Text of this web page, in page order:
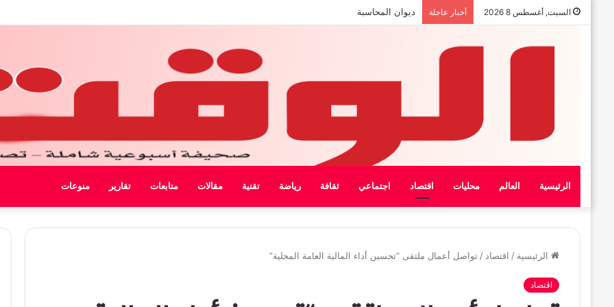
السبت, أغسطس 8 2026 أخبار عاجلة بيان الإتحاد الوطنى العام لعمال ليبيا
الرئيسية العالم محليات اقتصاد اجتماعي ثقافة رياضة تقنية مقالات متابعات تقارير منوعات
الرئيسية / اقتصاد / تواصل أعمال ملتقى “تحسين أداء المالية العامة المحلية”
اقتصاد